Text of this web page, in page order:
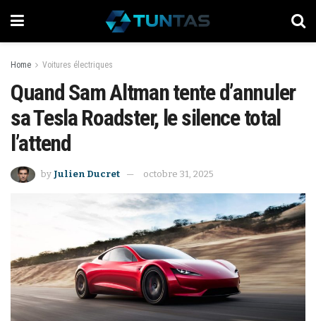
Home Voitures électriques
Quand Sam Altman tente d’annuler
sa Tesla Roadster, le silence total
l’attend
by Julien Ducret octobre 31, 2025